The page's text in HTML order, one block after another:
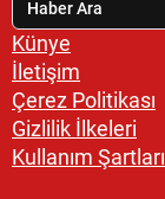
Künye
İletişim
Çerez Politikası
Gizlilik İlkeleri
Kullanım Şartları